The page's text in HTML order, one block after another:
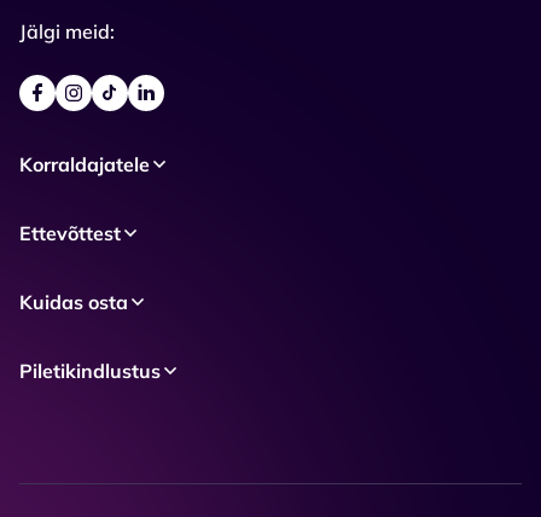
Jälgi meid:
Korraldajatele
Ettevõttest
Kuidas osta
Piletikindlustus